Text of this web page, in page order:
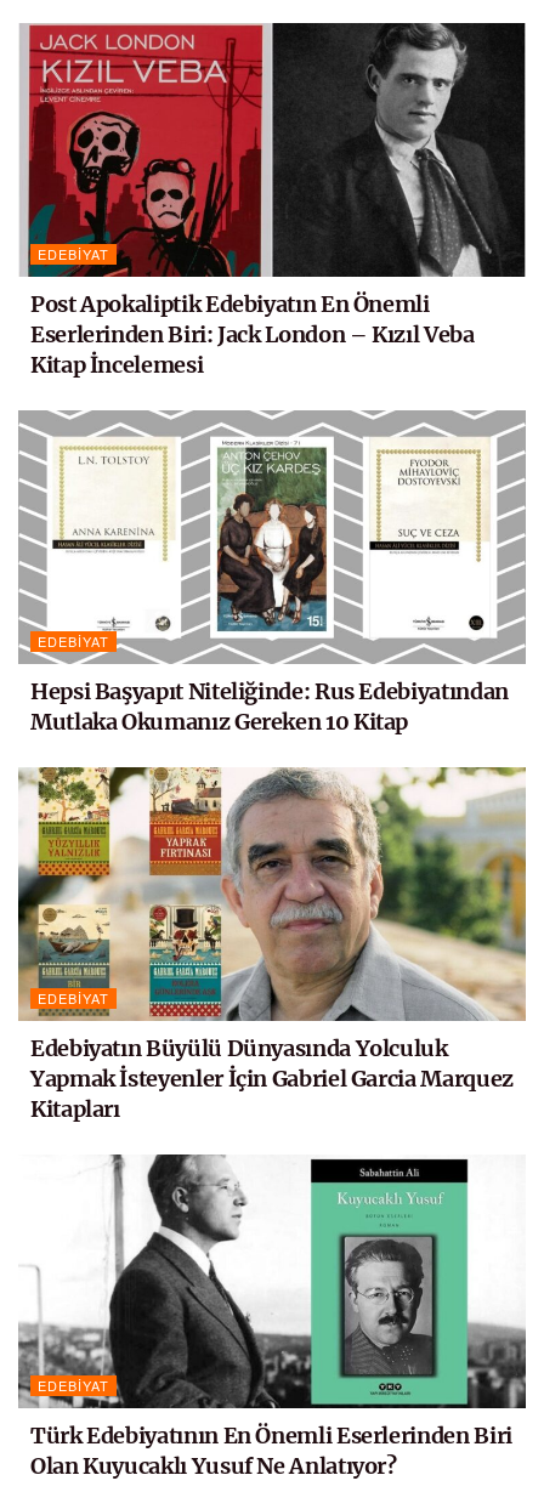
EDEBIYAT
Post Apokaliptik Edebiyatın En Önemli
Eserlerinden Biri: Jack London – Kızıl Veba
Kitap İncelemesi
EDEBIYAT
Hepsi Başyapıt Niteliğinde: Rus Edebiyatından
Mutlaka Okumanız Gereken 10 Kitap
EDEBIYAT
Edebiyatın Büyülü Dünyasında Yolculuk
Yapmak İsteyenler İçin Gabriel Garcia Marquez
Kitapları
EDEBIYAT
Türk Edebiyatının En Önemli Eserlerinden Biri
Olan Kuyucaklı Yusuf Ne Anlatıyor?